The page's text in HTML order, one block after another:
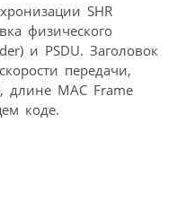
SHR
физического
и PSDU. Заголовок
передачи,
длине МАС Frame
коде.